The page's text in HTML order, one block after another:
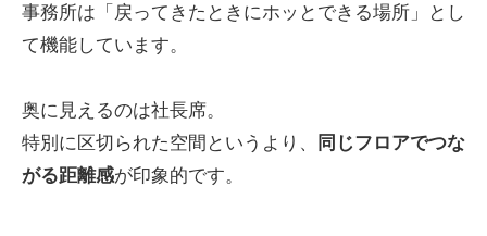
事務所は「戻ってきたときにホッとできる場所」とし
て機能しています。
奥に見えるのは社長席。
特別に区切られた空間というより、
同じフロアでつな
がる距離感が印象的です。